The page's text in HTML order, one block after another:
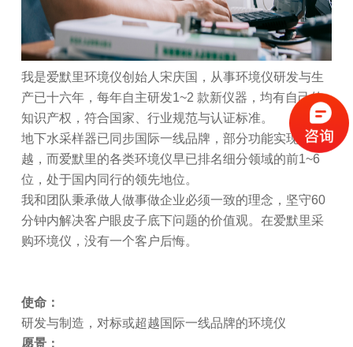
我是爱默里环境仪创始人宋庆国，从事环境仪研发与生
产已十六年，每年自主研发1~2 款新仪器，均有自己的
知识产权，符合国家、行业规范与认证标准。
地下水采样器已同步国际一线品牌，部分功能实现超
越，而爱默里的各类环境仪早已排名细分领域的前1~6
位，处于国内同行的领先地位。
我和团队秉承做人做事做企业必须一致的理念，坚守60
分钟内解决客户眼皮子底下问题的价值观。在爱默里采
购环境仪，没有一个客户后悔。
使命：
研发与制造，对标或超越国际一线品牌的环境仪
愿景：